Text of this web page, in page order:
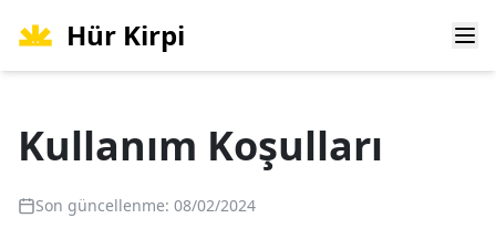
Hür Kirpi
Kullanım Koşulları
Son güncellenme: 08/02/2024